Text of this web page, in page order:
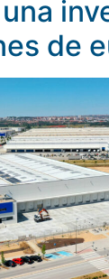
de